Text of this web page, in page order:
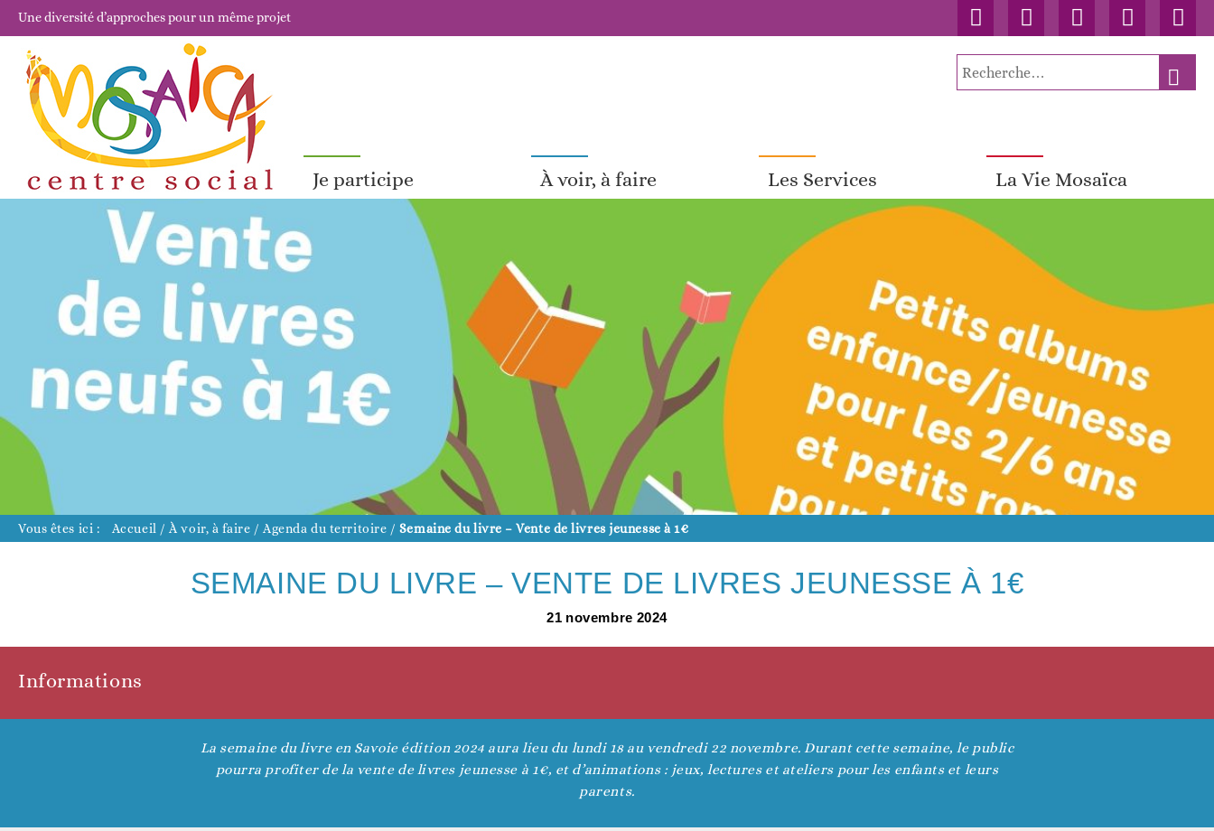
Une diversité d’approches pour un même projet
Accueil Contact ConnexionNos
publications
Recherche
pour
Je participe
Devenir adhérent
Devenir bénévole
À voir, à faire
Agenda du territoire
Nos actualités
Les Services
Vie associative
Accès aux droits
La Vie Mosaïca
Vous êtes ici : Accueil / À voir, à faire / Agenda du territoire / Semaine du livre – Vente de livres jeunesse à 1€
SEMAINE DU LIVRE – VENTE DE LIVRES JEUNESSE À 1€
21 novembre 2024
Informations
La semaine du livre en Savoie édition 2024 aura lieu du lundi 18 au vendredi 22 novembre. Durant cette semaine, le public
pourra profiter de la vente de livres jeunesse à 1€, et d’animations : jeux, lectures et ateliers pour les enfants et leurs
parents.